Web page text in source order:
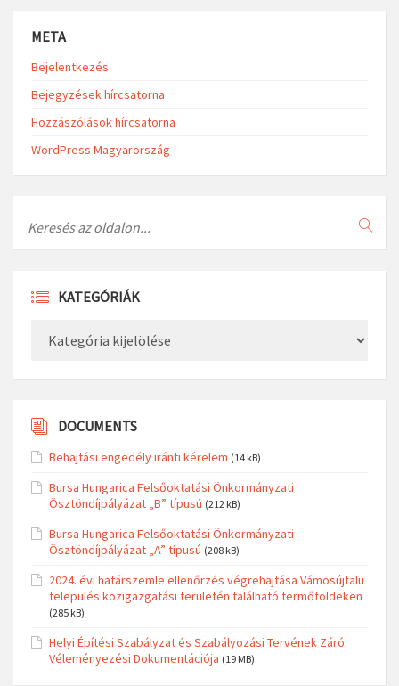
META
Bejelentkezés
Bejegyzések hírcsatorna
Hozzászólások hírcsatorna
WordPress Magyarország
KATEGÓRIÁK
DOCUMENTS
Behajtási engedély iránti kérelem (14 kB)
Bursa Hungarica Felsőoktatási Önkormányzati
Ösztöndíjpályázat „B” típusú (212 kB)
Bursa Hungarica Felsőoktatási Önkormányzati
Ösztöndíjpályázat „A” típusú (208 kB)
2024. évi határszemle ellenőrzés végrehajtása Vámosújfalu
település közigazgatási területén található termőföldeken
(285 kB)
Helyi Építési Szabályzat és Szabályozási Tervének Záró
Véleményezési Dokumentációja (19 MB)